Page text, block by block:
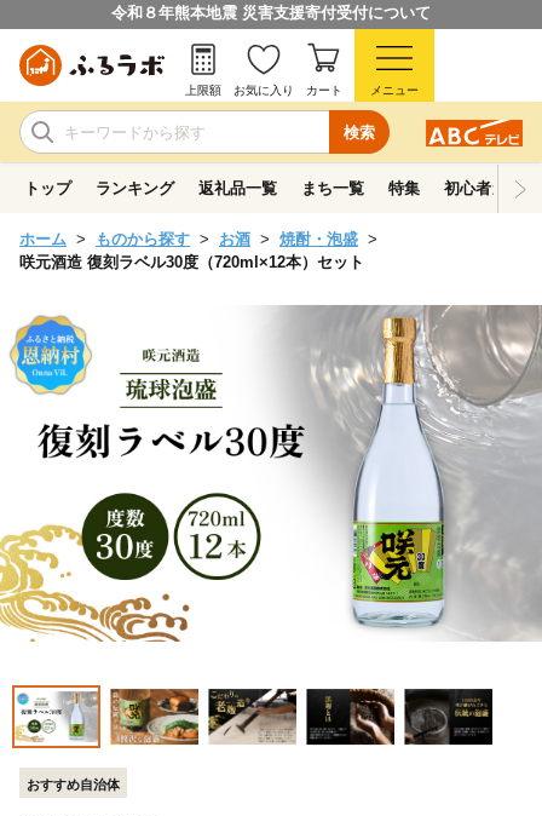
令和８年熊本地震 災害支援寄付受付について
検索
上限額 お気に入り カート メニュー
トップ ランキング 返礼品一覧 まち一覧 特集 初心者ガイド
ホーム ものから探す お酒
焼酎・泡盛
咲元酒造 復刻ラベル30度（720ml×12本）セット
おすすめ自治体